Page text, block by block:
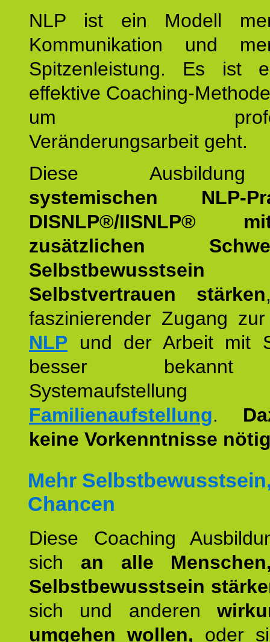
NLP ist ein Modell
Kommunikation und
Spitzenleistung. Es ist
effektive Coaching-
um
Veränderungsarbeit geht.
Diese
systemischen NLP-
DISNLP®/IISNLP®
zusätzlichen
Selbstvertrauen stärken
faszinierender Zugang
NLP und der Arbeit mit
besser
Familienaufstellung.
keine Vorkenntnisse
Mehr
Chancen
Diese Coaching
sich an alle
Selbstbewusstsein
sich und anderen
umgehen wollen, oder